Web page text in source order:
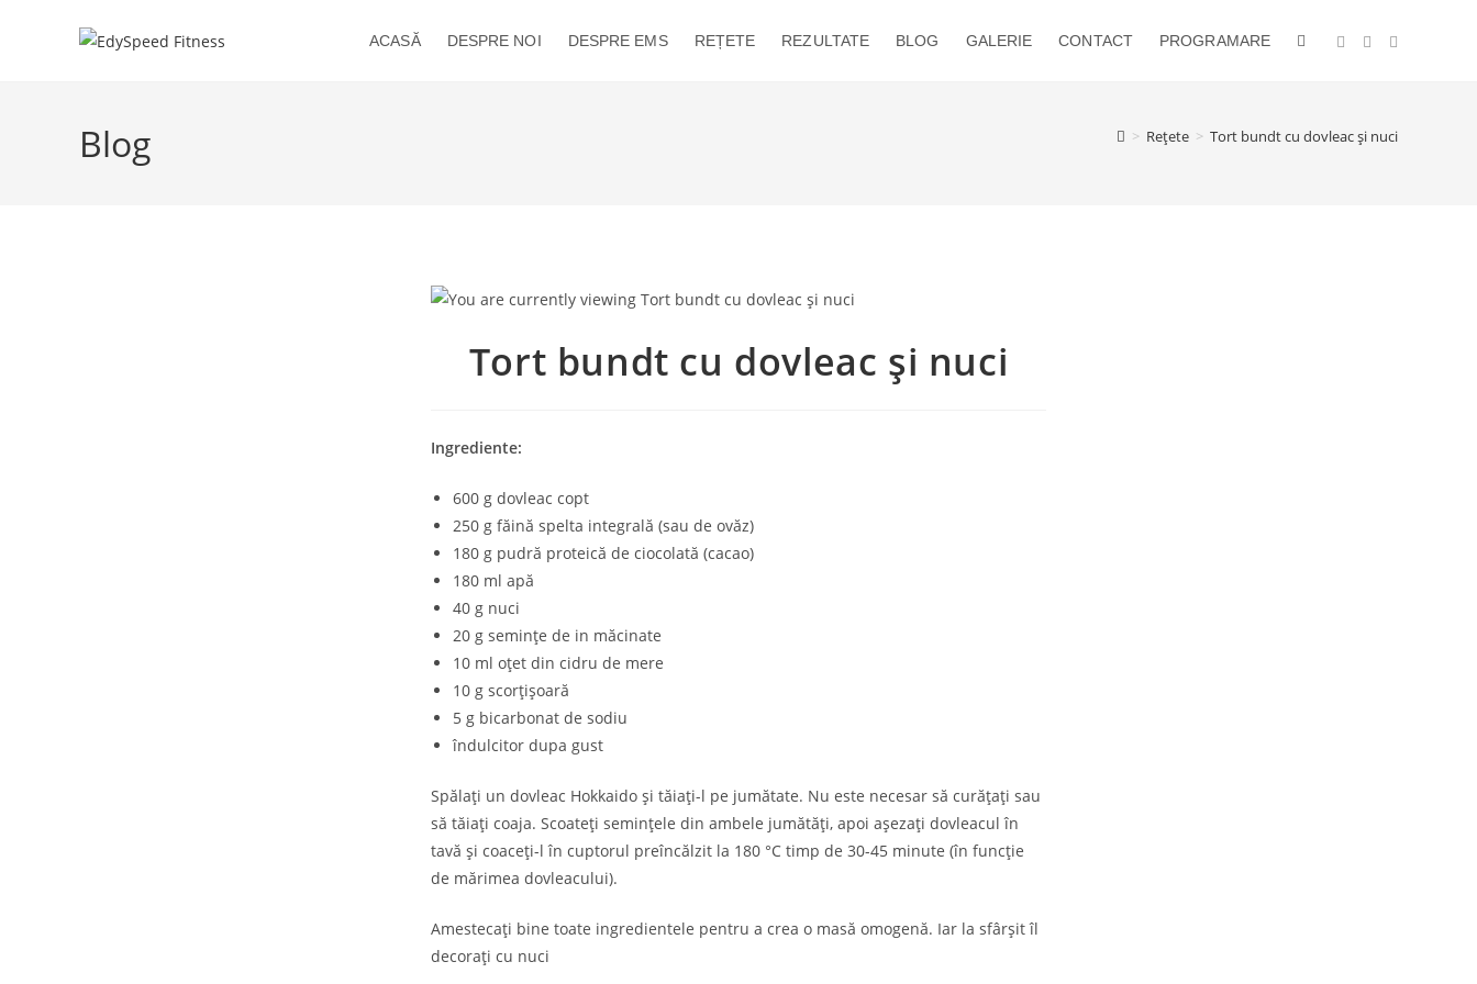
ACASĂ DESPRE NOI DESPRE EMS REȚETE REZULTATE BLOG GALERIE CONTACT PROGRAMARE TOGGLE
Blog > Rețete > Tort bundt cu dovleac și nuci
Tort bundt cu dovleac și nuci
Ingrediente:
600 g dovleac copt
250 g făină spelta integrală (sau de ovăz)
180 g pudră proteică de ciocolată (cacao)
180 ml apă
40 g nuci
20 g semințe de in măcinate
10 ml oțet din cidru de mere
10 g scorțișoară
5 g bicarbonat de sodiu
îndulcitor dupa gust
Spălați un dovleac Hokkaido și tăiați-l pe jumătate. Nu este necesar să curățați sau
să tăiați coaja. Scoateți semințele din ambele jumătăți, apoi așezați dovleacul în
tavă și coaceți-l în cuptorul preîncălzit la 180 °C timp de 30-45 minute (în funcție
de mărimea dovleacului).
Amestecați bine toate ingredientele pentru a crea o masă omogenă. Iar la sfârșit îl
decorați cu nuci